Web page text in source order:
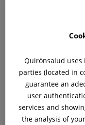
93.
Descripció
Quirónsalud uses
parties (located in
guarantee an
user
services and
the analysis of